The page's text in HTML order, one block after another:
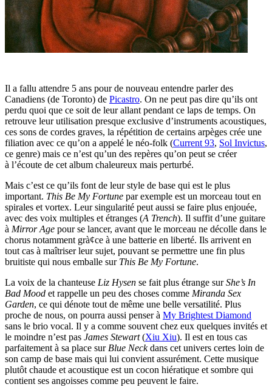
Il a fallu attendre 5 ans pour de nouveau entendre parler des
Canadiens (de Toronto) de Picastro. On ne peut pas dire qu’ils ont
perdu quoi que ce soit de leur allant pendant ce laps de temps. On
retrouve leur utilisation presque exclusive d’instruments acoustiques,
ces sons de cordes graves, la répétition de certains arpèges crée une
filiation avec ce qu’on a appelé le néo-folk (Current 93, Sol Invictus,
ce genre) mais ce n’est qu’un des repères qu’on peut se créer
à l’écoute de cet album chaleureux mais perturbé.
Mais c’est ce qu’ils font de leur style de base qui est le plus
important. This Be My Fortune par exemple est un morceau tout en
spirales et vortex. Leur singularité peut aussi se faire plus enjouée,
avec des voix multiples et étranges (A Trench). Il suffit d’une guitare
à Mirror Age pour se lancer, avant que le morceau ne décolle dans le
chorus notamment grà¢ce à une batterie en liberté. Ils arrivent en
tout cas à maîtriser leur sujet, pouvant se permettre une fin plus
bruitiste qui nous emballe sur This Be My Fortune.
La voix de la chanteuse Liz Hysen se fait plus étrange surShe’s In
Bad Mood et rappelle un peu des choses comme Miranda Sex
Garden, ce qui dénote tout de même une belle versatilité. Plus
proche de nous, on pourra aussi penser à My Brightest Diamond
sans le brio vocal. Il y a comme souvent chez eux quelques invités et
le moindre n’est pas James Stewart(Xiu Xiu). Il est en tous cas
parfaitement à sa place sur Blue Neckdans cet univers certes loin de
son camp de base mais qui lui convient assurément. Cette musique
plutôt chaude et acoustique est un cocon hiératique et sombre qui
contient ses angoisses comme peu peuvent le faire.